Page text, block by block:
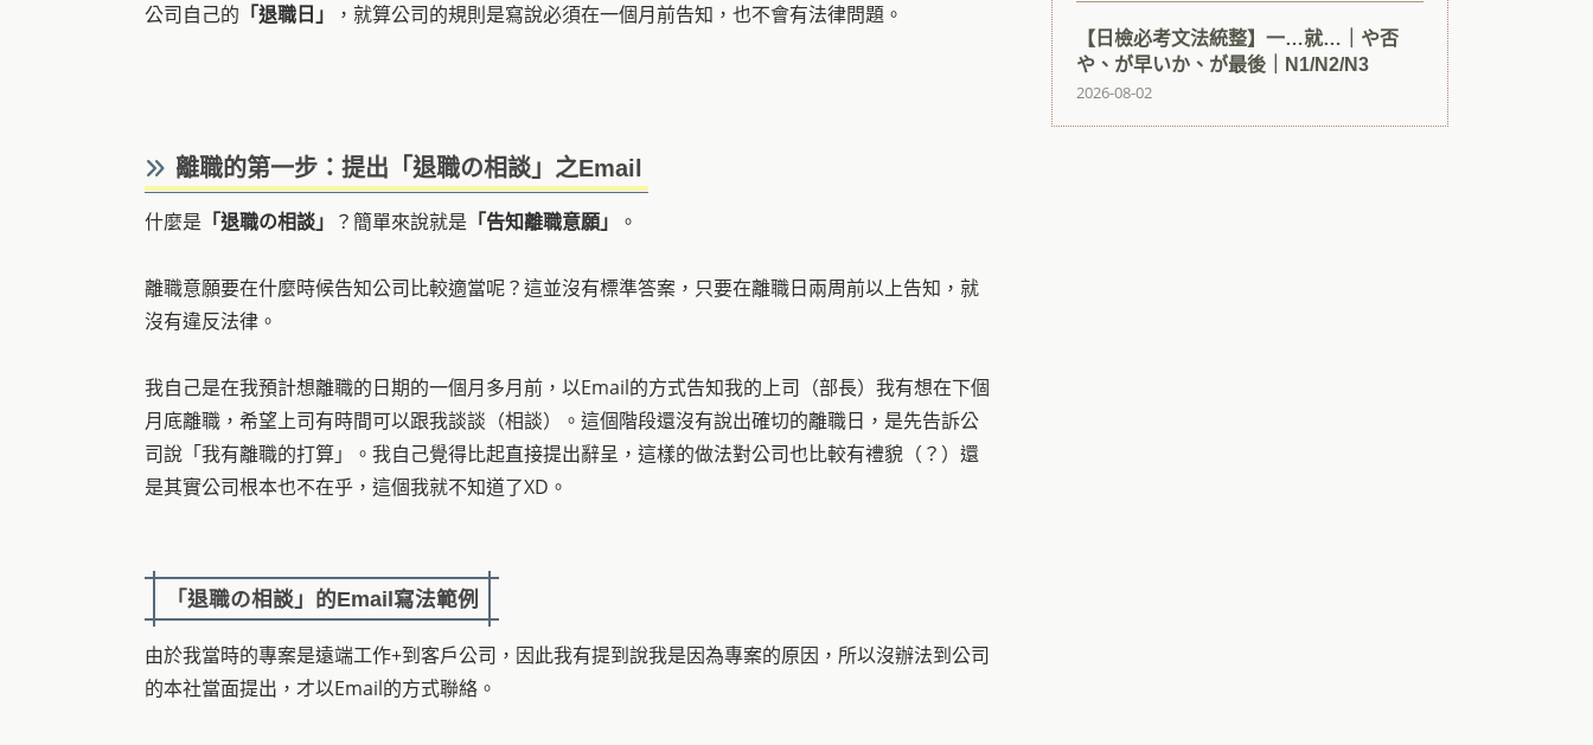
公司自己的 「退職日」 ，就算公司的規則是寫說必須在一個月前告知，也不會有法律問題。
離職的第一步：提出「退職の相談」之Email
什麼是 「退職の相談」 ？簡單來說就是 「告知離職意願」 。
離職意願要在什麼時候告知公司比較適當呢？這並沒有標準答案，只要在離職日兩周前以上告知，就
沒有違反法律。
我自己是在我預計想離職的日期的一個月多月前，以Email的方式告知我的上司（部長）我有想在下個
月底離職，希望上司有時間可以跟我談談（相談）。這個階段還沒有說出確切的離職日，是先告訴公
司說「我有離職的打算」。我自己覺得比起直接提出辭呈，這樣的做法對公司也比較有禮貌（？）還
是其實公司根本也不在乎，這個我就不知道了XD。
「退職の相談 」 的Email寫法範例
由於我當時的專案是遠端工作+到客戶公司，因此我有提到說我是因為專案的原因，所以沒辦法到公司
的本社當面提出，才以Email的方式聯絡。
【日檢必考文法統整】一…就…｜や否
や、が早いか、が最後｜N1/N2/N3
2026-08-02